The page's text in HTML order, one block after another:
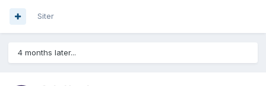
Siter
4 months later...